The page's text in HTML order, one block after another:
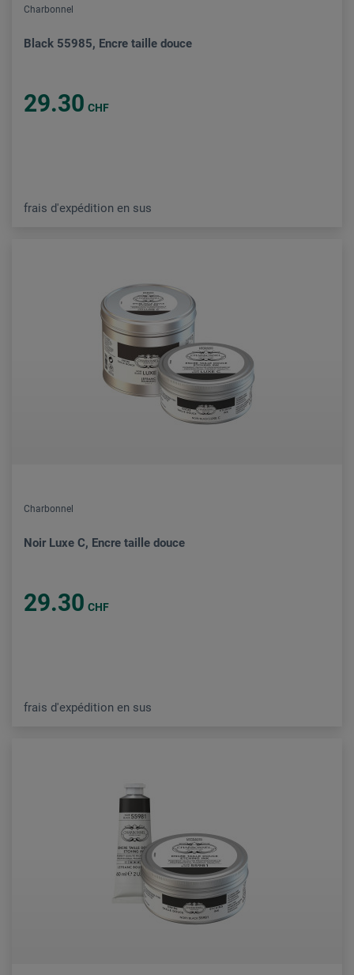
Charbonnel
Black 55985, Encre taille douce
29.30 CHF
frais d'expédition en sus
Charbonnel
Noir Luxe C, Encre taille douce
29.30 CHF
frais d'expédition en sus